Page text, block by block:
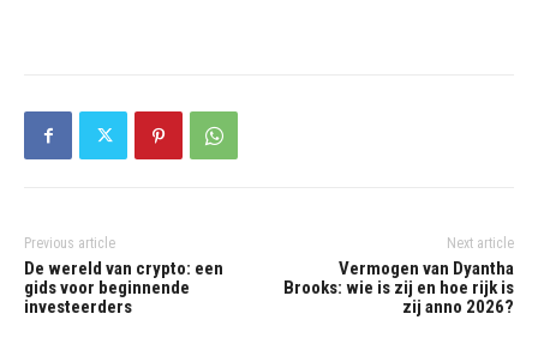
Previous article
De wereld van crypto: een
gids voor beginnende
investeerders
Next article
Vermogen van Dyantha
Brooks: wie is zij en hoe rijk is
zij anno 2026?